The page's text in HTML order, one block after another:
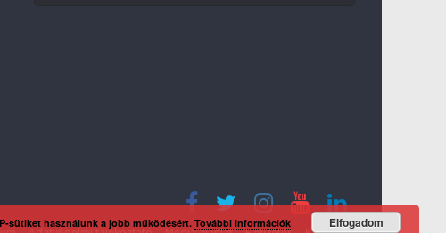
sütiket használunk a jobb működésért. További információk Elfogadom